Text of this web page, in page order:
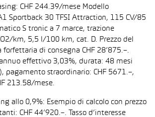
CHF 244.39/mese Modello
Sportback 30 TFSI Attraction, 115 CV/85
S tronic a 7 marce, trazione
km, 5,5 l/100 km, cat. D. Prezzo del
di consegna CHF 28’875.–.
annuo effettivo 3,03%, durata: 48 mesi
pagamento straordinario: CHF 5671.–,
213.58/mese.
allo 0,9%: Esempio di calcolo con prezzo
CHF 44’920.–. Tasso d’interesse